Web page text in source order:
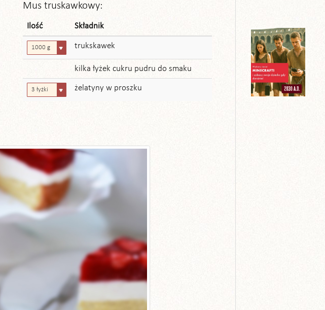
Mus truskawkowy:
Ilość Składnik
1000 g trukskawek
kilka łyżek cukru pudru do smaku
3 łyżki żelatyny w proszku